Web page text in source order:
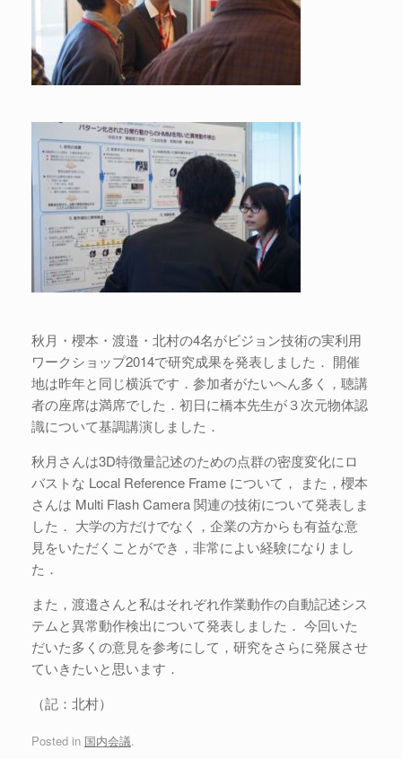
秋月・櫻本・渡邉・北村の4名がビジョン技術の実利用
ワークショップ2014で研究成果を発表しました． 開催
地は昨年と同じ横浜です．参加者がたいへん多く，聴講
者の座席は満席でした．初日に橋本先生が３次元物体認
識について基調講演しました．
秋月さんは3D特徴量記述のための点群の密度変化にロ
バストな Local Reference Frame について， また，櫻本
さんは Multi Flash Camera 関連の技術について発表しま
した． 大学の方だけでなく，企業の方からも有益な意
見をいただくことができ，非常によい経験になりまし
た．
また，渡邉さんと私はそれぞれ作業動作の自動記述シス
テムと異常動作検出について発表しました． 今回いた
だいた多くの意見を参考にして，研究をさらに発展させ
ていきたいと思います．
（記：北村）
Posted in 国内会議.